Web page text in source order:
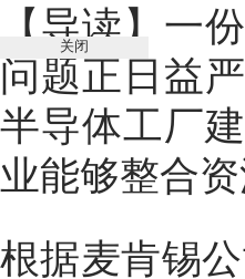
【导读】一
问题正日益
半导体工厂
业能够整合
根据麦肯锡
关闭